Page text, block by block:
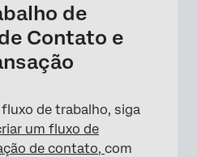
de
Contato e
de trabalho, siga
um fluxo de
de contato, com